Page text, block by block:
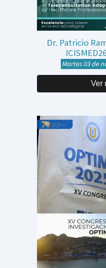
Dr. Patricio
Martes 03 de
Ver